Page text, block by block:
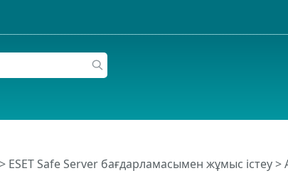
ESET Safe Server бағдарламасымен жұмыс істеу>